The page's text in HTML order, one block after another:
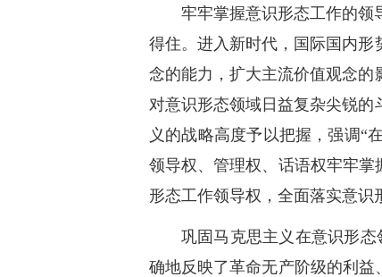
牢牢掌握意识形态工作的领
得住。进入新时代，国际国内
念的能力，扩大主流价值观念
对意识形态领域日益复杂尖锐
义的战略高度予以把握，强调“
领导权、管理权、话语权牢牢
形态工作领导权，全面落实意识
巩固马克思主义在意识形
确地反映了革命无产阶级的利